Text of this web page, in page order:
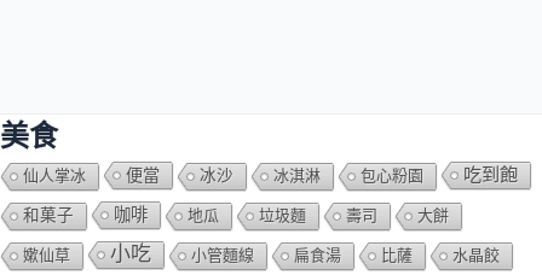
美食
仙人掌冰 便當 冰沙 冰淇淋 包心粉園 吃到飽
和菓子 咖啡 地瓜 垃圾麵 壽司 大餅
嫰仙草 小吃 小管麵線 扁食湯 比薩 水晶餃